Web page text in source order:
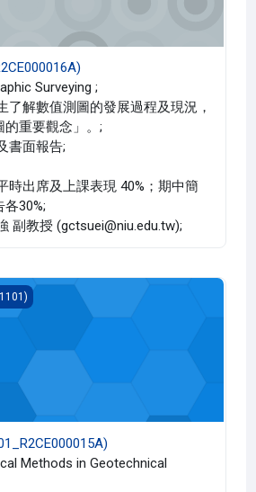
Surveying ;
了解數值測圖的發展過程及現況，
的重要觀念」。;
書面報告;
時出席及上課表現 40%；期中簡
30%;
副教授 (gctsuei@niu.edu.tw);
Methods in Geotechnical